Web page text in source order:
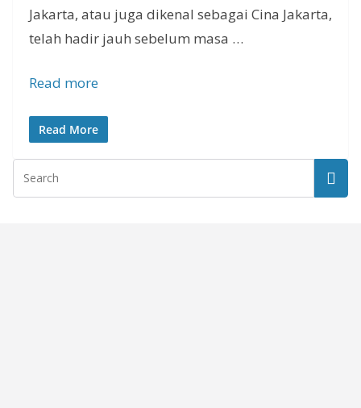
Jakarta, atau juga dikenal sebagai Cina Jakarta,
telah hadir jauh sebelum masa …
Read more
Read More